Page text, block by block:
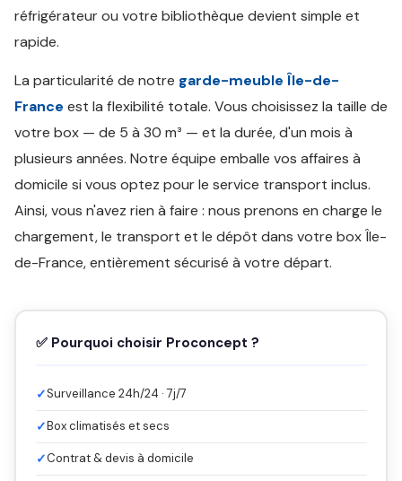
réfrigérateur ou votre bibliothèque devient simple et
rapide.
La particularité de notre garde-meuble Île-de-
France est la flexibilité totale. Vous choisissez la taille de
votre box — de 5 à 30 m³ — et la durée, d'un mois à
plusieurs années. Notre équipe emballe vos affaires à
domicile si vous optez pour le service transport inclus.
Ainsi, vous n'avez rien à faire : nous prenons en charge le
chargement, le transport et le dépôt dans votre box Île-
de-France, entièrement sécurisé à votre départ.
✅ Pourquoi choisir Proconcept ?
✓Surveillance 24h/24 · 7j/7
✓Box climatisés et secs
✓Contrat & devis à domicile